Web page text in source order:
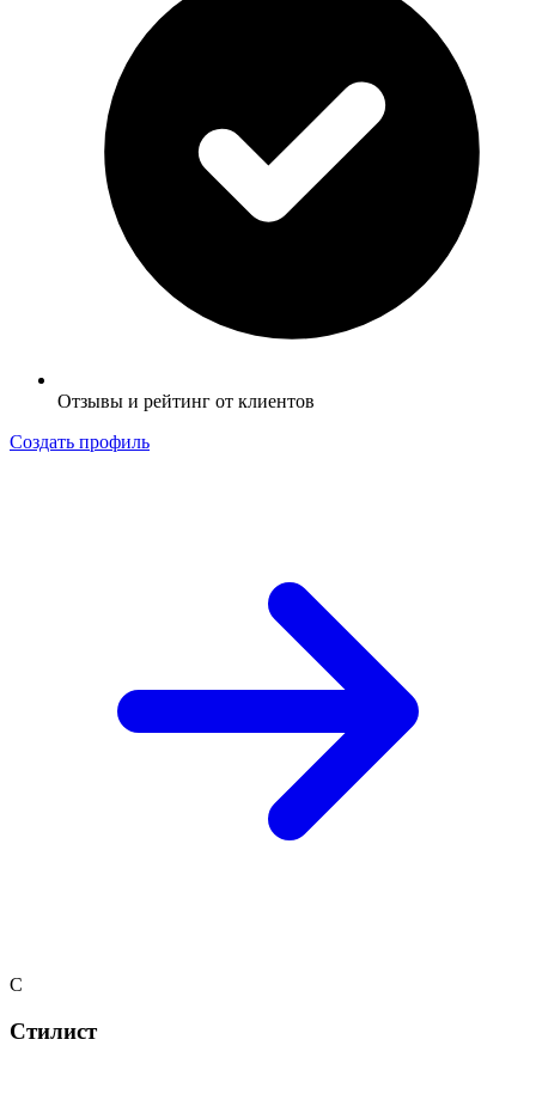
Отзывы и рейтинг от клиентов
Создать профиль
С
Стилист